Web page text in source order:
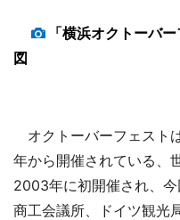
「横浜オクトーバ
図
オクトーバーフェスト
年から開催されている、
2003年に初開催され、
商工会議所、ドイツ観光